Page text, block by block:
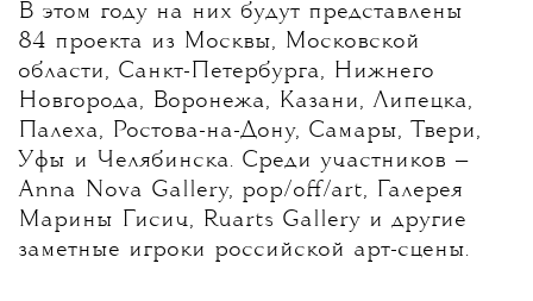
В этом году на них будут представлены
84 проекта из Москвы, Московской
области, Санкт-Петербурга, Нижнего
Новгорода, Воронежа, Казани, Липецка,
Палеха, Ростова-на-Дону, Самары, Твери,
Уфы и Челябинска. Среди участников —
Anna Nova Gallery, pop/off/art, Галерея
Марины Гисич, Ruarts Gallery и другие
заметные игроки российской арт-сцены.